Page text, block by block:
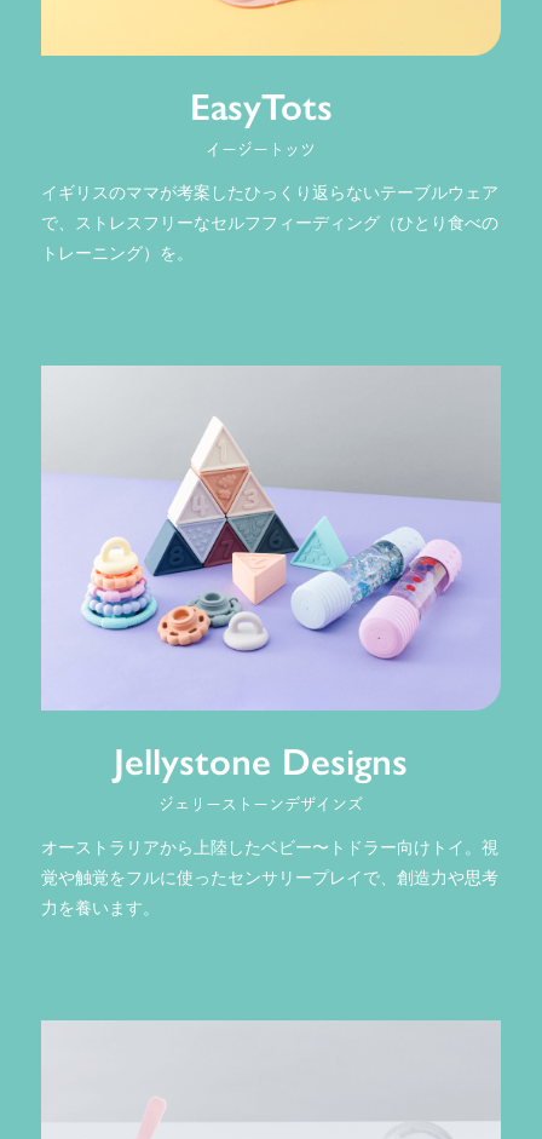
EasyTots
イージートッツ
イギリスのママが考案したひっくり返らないテーブルウェア
で、ストレスフリーなセルフフィーディング（ひとり食べの
トレーニング）を。
Jellystone Designs
ジェリーストーンデザインズ
オーストラリアから上陸したベビー〜トドラー向けトイ。視
覚や触覚をフルに使ったセンサリープレイで、創造力や思考
力を養います。